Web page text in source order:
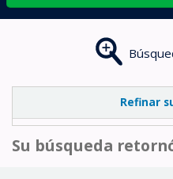
Refinar
Su búsqueda